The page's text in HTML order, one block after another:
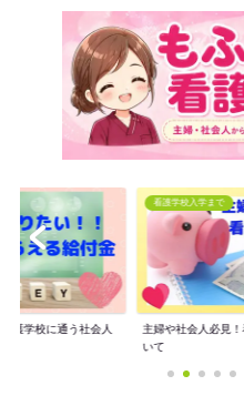
護学校に通う社会人
看護学校入学まで
主婦や社会人必見
いて